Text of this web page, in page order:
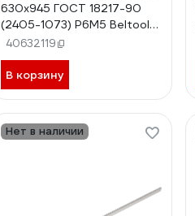
630x945 ГОСТ 18217-90
(2405-1073) Р6М5 Beltools
ri.135.222
40632119
В корзину
Нет в наличии